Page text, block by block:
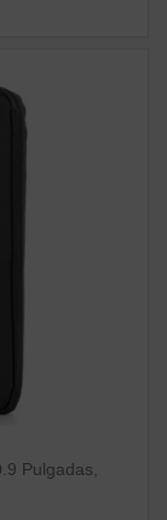
Pulgadas,